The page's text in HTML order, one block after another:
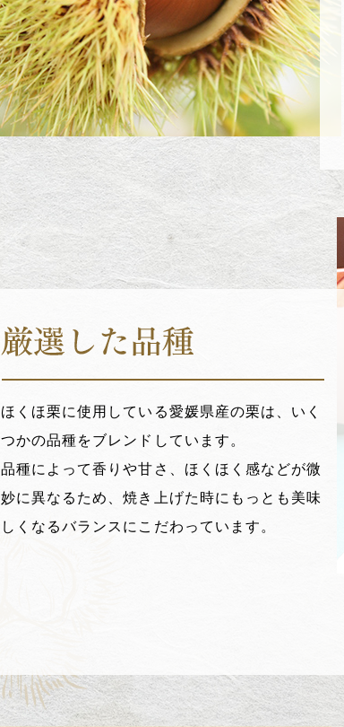
ほくほ栗に使用している愛媛県産の栗は、いく
つかの品種をブレンドしています。
品種によって香りや甘さ、ほくほく感などが微
妙に異なるため、焼き上げた時にもっとも美味
しくなるバランスにこだわっています。